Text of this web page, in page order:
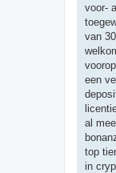
voor-
van
een
al
top
in